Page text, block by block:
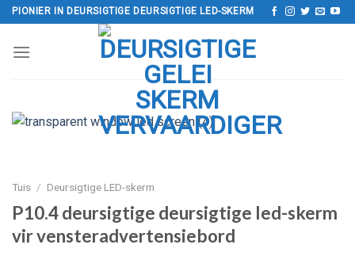
Slaan
oor
PIONIER IN DEURSIGTIGE DEURSIGTIGE LED-SKERM
Tuis / Deursigtige LED-skerm
P10.4 deursigtige deursigtige led-skerm
vir vensteradvertensiebord